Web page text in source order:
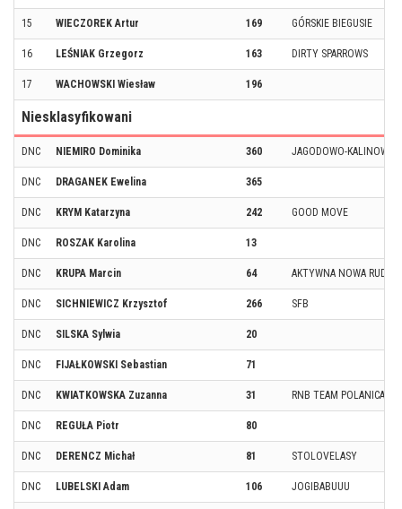
15 WIECZOREK Artur 169 GÓRSKIE BIEGUSIE
16 LEŚNIAK Grzegorz 163 DIRTY SPARROWS
17 WACHOWSKI Wiesław 196
Niesklasyfikowani
DNC NIEMIRO Dominika 360 JAGODOWO-KALINOWY
DNC DRAGANEK Ewelina 365
DNC KRYM Katarzyna 242 GOOD MOVE
DNC ROSZAK Karolina 13
DNC KRUPA Marcin 64 AKTYWNA NOWA RUDA
DNC SICHNIEWICZ Krzysztof 266 SFB
DNC SILSKA Sylwia 20
DNC FIJAŁKOWSKI Sebastian 71
DNC KWIATKOWSKA Zuzanna 31 RNB TEAM POLANICA
DNC REGUŁA Piotr 80
DNC DERENCZ Michał 81 STOLOVELASY
DNC LUBELSKI Adam 106 JOGIBABUUU